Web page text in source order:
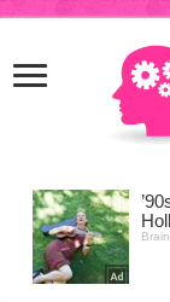
giriş
kingroyal